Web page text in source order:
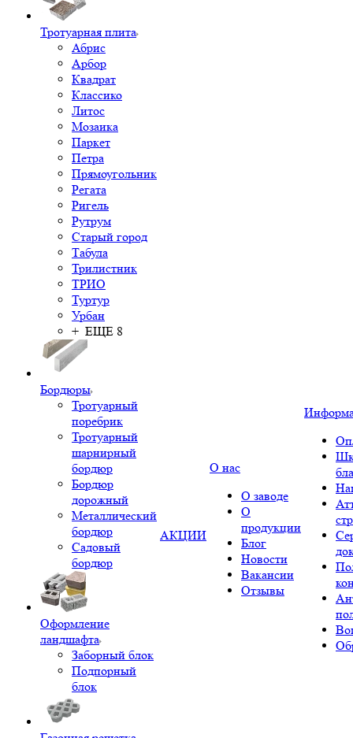
Тротуарная плита
Абрис
Арбор
Квадрат
Классико
Литос
Мозаика
Паркет
Петра
Прямоугольник
Регата
Ригель
Рутрум
Старый город
Табула
Трилистник
ТРИО
Туртур
Урбан
+ ЕЩЕ 8
Бордюры
Тротуарный
поребрик
Тротуарный
шарнирный
бордюр
Бордюр
дорожный
Металлический
бордюр
Садовый
бордюр
Оформление
ландшафта
Заборный блок
Подпорный
блок
АКЦИИ
О нас
О заводе
О
продукции
Блог
Новости
Вакансии
Отзывы